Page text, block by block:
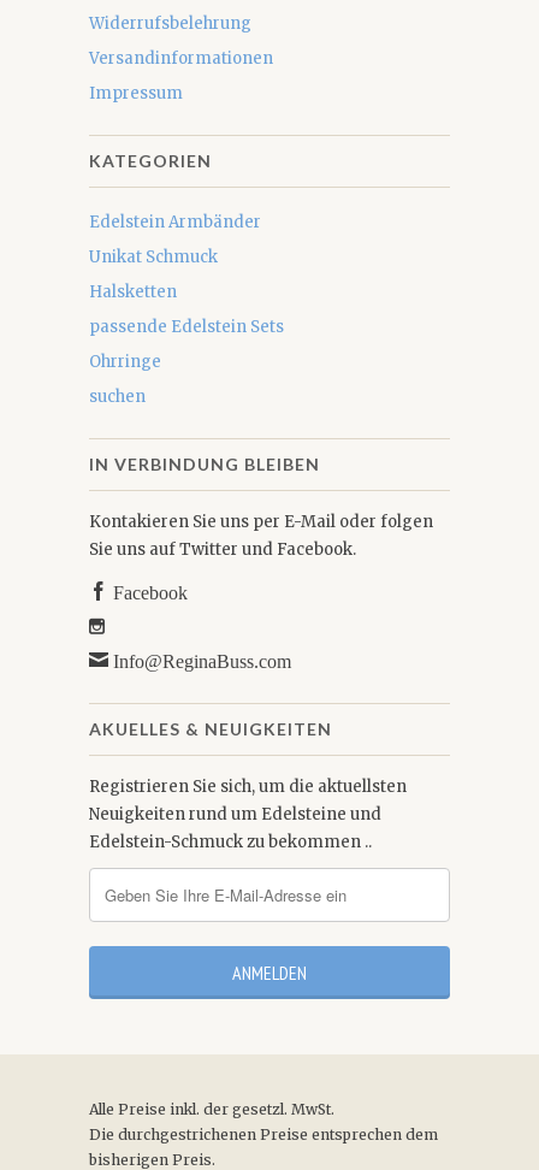
Widerrufsbelehrung
Versandinformationen
Impressum
KATEGORIEN
Edelstein Armbänder
Unikat Schmuck
Halsketten
passende Edelstein Sets
Ohrringe
suchen
IN VERBINDUNG BLEIBEN
Kontakieren Sie uns per E-Mail oder folgen
Sie uns auf Twitter und Facebook.
Facebook
Info@ReginaBuss.com
AKUELLES & NEUIGKEITEN
Registrieren Sie sich, um die aktuellsten
Neuigkeiten rund um Edelsteine und
Edelstein-Schmuck zu bekommen ..
Alle Preise inkl. der gesetzl. MwSt.
Die durchgestrichenen Preise entsprechen dem
bisherigen Preis.